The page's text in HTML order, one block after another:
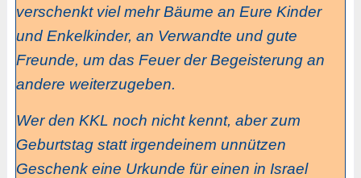
verschenkt viel mehr Bäume an Eure Kinder
und Enkelkinder, an Verwandte und gute
Freunde, um das Feuer der Begeisterung an
andere weiterzugeben.
Wer den KKL noch nicht kennt, aber zum
Geburtstag statt irgendeinem unnützen
Geschenk eine Urkunde für einen in Israel